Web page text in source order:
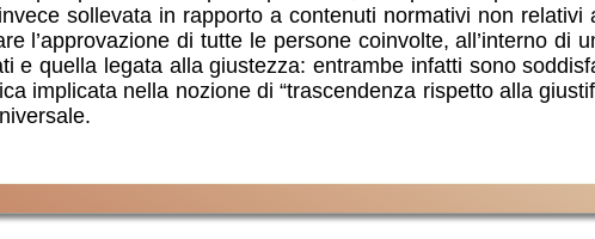
sollevata in rapporto a contenuti normativi non relativi
di tutte le persone coinvolte, all’interno di
quella legata alla giustezza: entrambe infatti sono
implicata nella nozione di “trascendenza rispetto alla